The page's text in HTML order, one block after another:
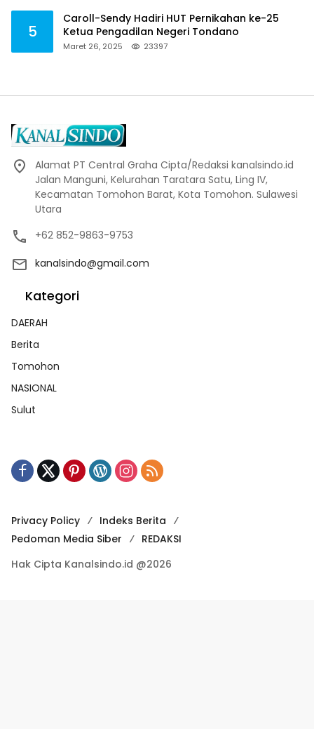
5
Caroll-Sendy Hadiri HUT Pernikahan ke-25
Ketua Pengadilan Negeri Tondano
Maret 26, 2025 23397
Alamat PT Central Graha Cipta/Redaksi kanalsindo.id
Jalan Manguni, Kelurahan Taratara Satu, Ling IV,
Kecamatan Tomohon Barat, Kota Tomohon. Sulawesi
Utara
+62 852-9863-9753
kanalsindo@gmail.com
Kategori
DAERAH
Berita
Tomohon
NASIONAL
Sulut
Privacy Policy
Indeks Berita
Pedoman Media Siber
REDAKSI
Hak Cipta Kanalsindo.id @2026